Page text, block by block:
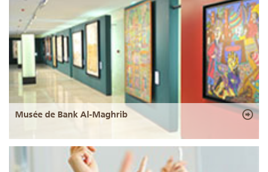
Musée de Bank Al-Maghrib